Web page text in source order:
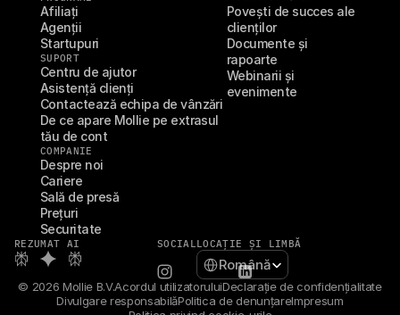
Afiliați
Agenții
Startupuri
SUPORT
Centru de ajutor
Asistență clienți
Contactează echipa de vânzări
De ce apare Mollie pe extrasul
tău de cont
COMPANIE
Despre noi
Cariere
Sală de presă
Prețuri
Securitate
Povești de succes ale
clienților
Documente și
rapoarte
Webinarii și
evenimente
REZUMAT AI SOCIALLOCAȚIE ȘI LIMBĂ
Select Language
Română
© 2026 Mollie B.V.Acordul utilizatoruluiDeclarație de confidențialitate
Divulgare responsabilăPolitica de denunțareImpresum